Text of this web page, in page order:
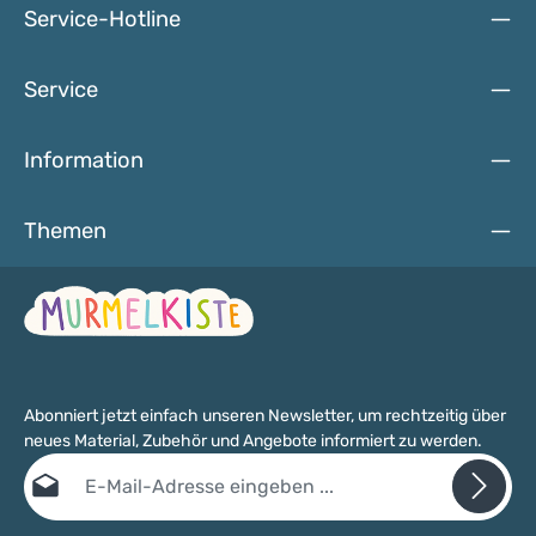
spielen können. Die eingesetzten Farben, Beizen und Lacke
sind ebenfalls unbedenklich für Babys. Allerdings dürfen
Verschluckungsgefahr.
Anhängern, Schmuck und Baby-Spielzeug, Handyketten
Service-Hotline
Service
Information
Themen
Abonniert jetzt einfach unseren Newsletter, um rechtzeitig über
neues Material, Zubehör und Angebote informiert zu werden.
E-Mail-Adresse*